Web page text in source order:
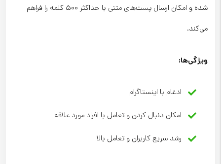
شده و امکان ارسال پست‌های متنی با حداکثر ۵۰۰ کلمه را فراهم
می‌کند.
ویژگی‌ها:
ادغام با اینستاگرام
امکان دنبال کردن و تعامل با افراد مورد علاقه
رشد سریع کاربران و تعامل بالا